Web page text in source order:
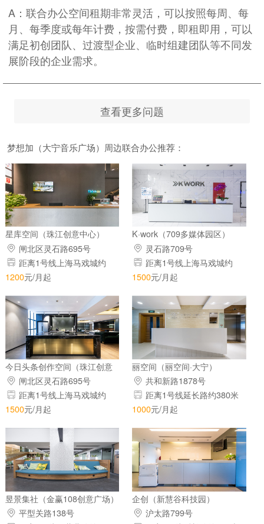
A：联合办公空间租期非常灵活，可以按照每周、每
月、每季度或每年计费，按需付费，即租即用，可以
满足初创团队、过渡型企业、临时组建团队等不同发
展阶段的企业需求。
查看更多问题
梦想加（大宁音乐广场）周边联合办公推荐：
星库空间（珠江创意中心）
闸北区灵石路695号
距离1号线上海马戏城约
506米
1200元/月起
K·work（709多媒体园区）
灵石路709号
距离1号线上海马戏城约
868米
1500元/月起
今日头条创作空间（珠江创意
中心）闸北区灵石路695号
距离1号线上海马戏城约
506米
1500元/月起
丽空间（丽空间·大宁）
共和新路1878号
距离1号线延长路约380米
1000元/月起
昱景集社（金赢108创意广场）
平型关路138号
企创（新慧谷科技园）
沪太路799号